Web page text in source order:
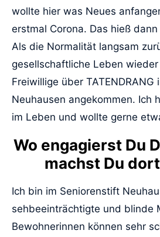
wollte hier was Neues
erstmal Corona. Das hieß
Als die Normalität langsam
gesellschaftliche Leben
Freiwillige über
Neuhausen angekommen. Ich
im Leben und wollte gerne
Wo engagierst Du
machst Du
Ich bin im Seniorenstift
sehbeeinträchtigte und blinde
Bewohnerinnen können sehr